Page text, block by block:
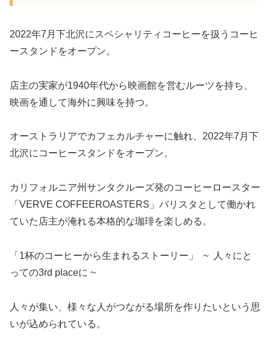
2022年7月下北沢にスペシャリティコーヒーを扱うコーヒ
ースタンドをオープン。
店主の実家が1940年代から映画館を営むルーツを持ち、
映画を通して海外に興味を持つ。
オーストラリアでカフェカルチャーに触れ、2022年7月下
北沢にコーヒースタンドをオープン。
カリフォルニア州サンタクルーズ発のコーヒーロースター
「VERVE COFFEEROASTERS」バリスタとして働かれ
ていた店主が淹れる本格的な珈琲を楽しめる。
「1杯のコーヒーから生まれるストーリー」 ~ 人々にと
っての3rd placeに ~
人々が集い、様々な人がつながる場所を作りたいという思
いが込められている。